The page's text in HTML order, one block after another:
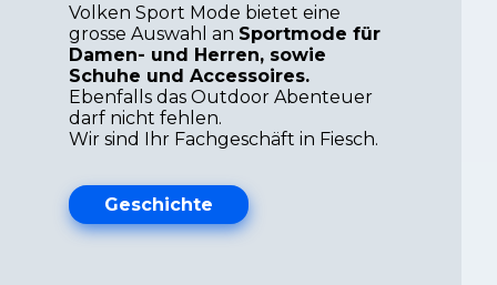
Volken Sport Mode bietet eine
grosse Auswahl an Sportmode für
Damen- und Herren, sowie
Schuhe und Accessoires.
Ebenfalls das Outdoor Abenteuer
darf nicht fehlen.
Wir sind Ihr Fachgeschäft in Fiesch.
Geschichte